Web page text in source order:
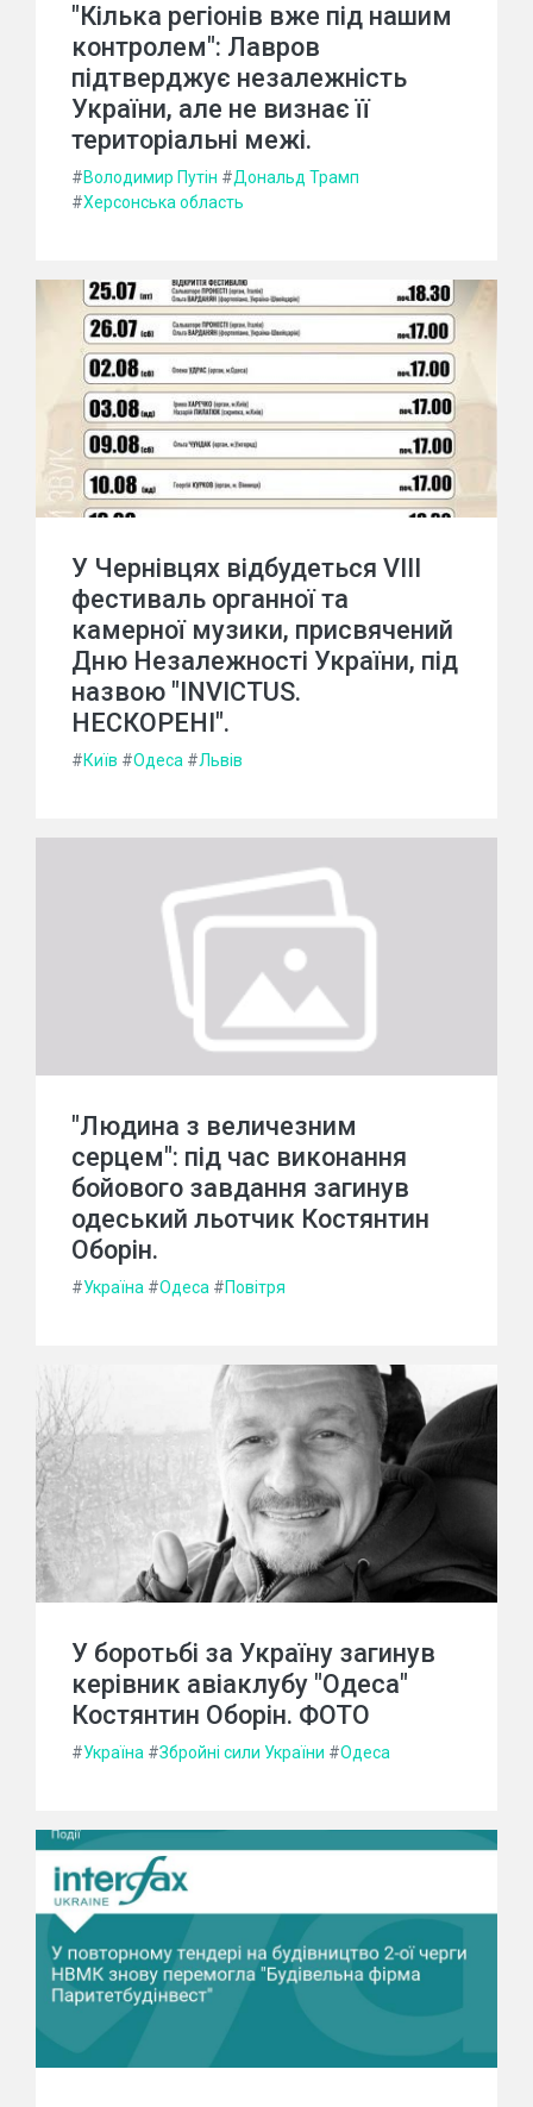
"Кілька регіонів вже під нашим
контролем": Лавров
підтверджує незалежність
України, але не визнає її
територіальні межі.
#Володимир Путін #Дональд Трамп
#Херсонська область
У Чернівцях відбудеться VIII
фестиваль органної та
камерної музики, присвячений
Дню Незалежності України, під
назвою "INVICTUS.
НЕСКОРЕНІ".
#Київ #Одеса #Львів
"Людина з величезним
серцем": під час виконання
бойового завдання загинув
одеський льотчик Костянтин
Оборін.
#Україна #Одеса #Повітря
У боротьбі за Україну загинув
керівник авіаклубу "Одеса"
Костянтин Оборін. ФОТО
#Україна #Збройні сили України #Одеса